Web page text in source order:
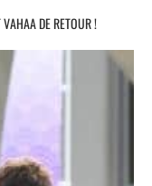
DE RETOUR !